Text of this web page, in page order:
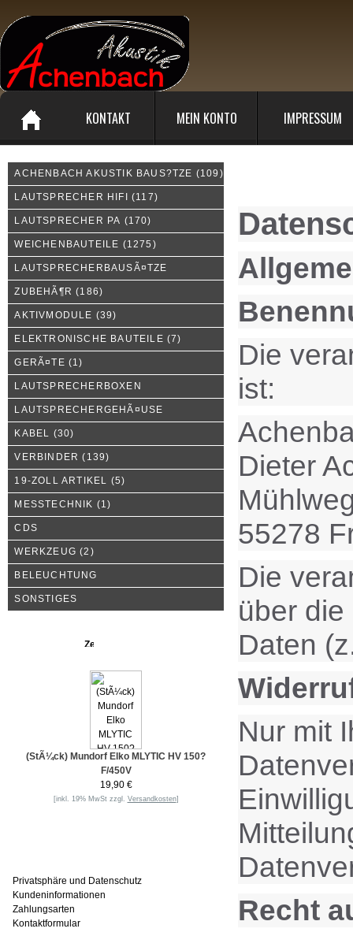
KONTAKT MEIN KONTO IMPRESSUM
ACHENBACH AKUSTIK BAUS?TZE (109)
LAUTSPRECHER HIFI (117)
LAUTSPRECHER PA (170)
WEICHENBAUTEILE (1275)
LAUTSPRECHERBAUSÃ¤TZE
ZUBEHÃ¶R (186)
AKTIVMODULE (39)
ELEKTRONISCHE BAUTEILE (7)
GERÃ¤TE (1)
LAUTSPRECHERBOXEN
LAUTSPRECHERGEHÃ¤USE
KABEL (30)
VERBINDER (139)
19-ZOLL ARTIKEL (5)
MESSTECHNIK (1)
CDS
WERKZEUG (2)
BELEUCHTUNG
SONSTIGES
(StÃ¼ck) Mundorf Elko MLYTIC HV 150?
F/450V
19,90 €
[inkl. 19% MwSt zzgl. Versandkosten]
Privatsphäre und Datenschutz
Kundeninformationen
Zahlungsarten
Kontaktformular
Die
ist:
Dieter
55278
Die
über
Daten
Nur mit
Recht